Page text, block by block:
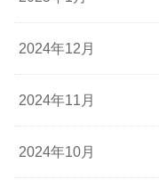
2024年12月
2024年11月
2024年10月